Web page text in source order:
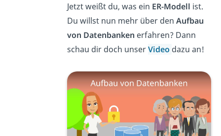
Jetzt weißt du, was ein ER-Modell ist.
Du willst nun mehr über den Aufbau
von Datenbanken erfahren? Dann
schau dir doch unserVideo dazu an!